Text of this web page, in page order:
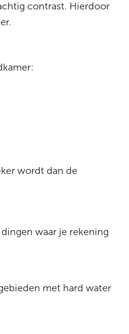
contrast. Hierdoor
wordt dan de
waar je rekening
met hard water